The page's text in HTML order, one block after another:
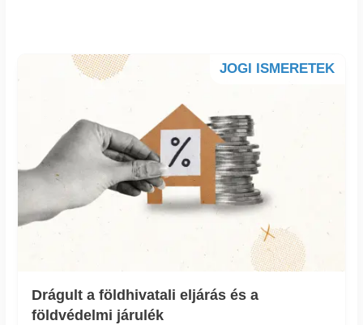
JOGI ISMERETEK
Drágult a földhivatali eljárás és a
földvédelmi járulék